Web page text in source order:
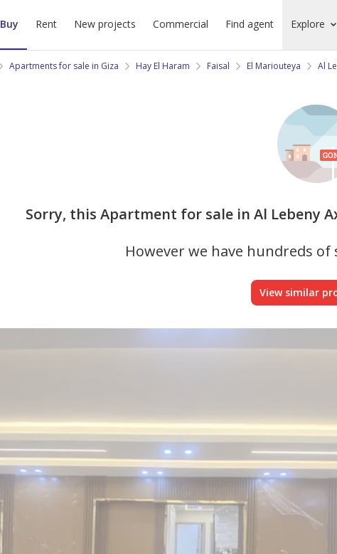
Buy Rent New projects Commercial Find agent Explore
Apartments for sale in Giza Hay El Haram Faisal El Mariouteya Al
Sorry, this Apartment for sale in Al Lebeny
However we have hundreds
View similar